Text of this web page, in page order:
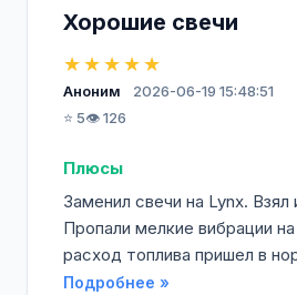
Хорошие свечи
★★★★★
Аноним
2026-06-19 15:48:51
⭐ 5👁️ 126
Плюсы
Заменил свечи на Lynx. Взял
Пропали мелкие вибрации
расход топлива пришел в
Подробнее »